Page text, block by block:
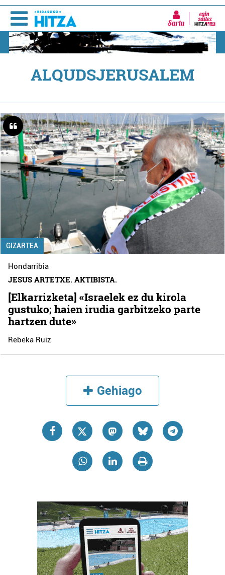
Sartu
ALQUDSJERUSALEM
GIZARTEA
Hondarribia
JESUS ARTETXE. AKTIBISTA.
[Elkarrizketa] «Israelek ez du kirola
gustuko; haien irudia garbitzeko parte
hartzen dute»
Rebeka Ruiz
Gehiago